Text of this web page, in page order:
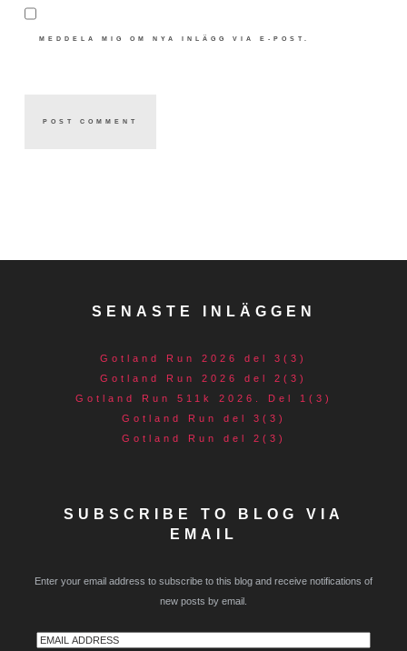
MEDDELA MIG OM NYA INLÄGG VIA E-POST.
SENASTE INLÄGGEN
Gotland Run 2026 del 3(3)
Gotland Run 2026 del 2(3)
Gotland Run 511k 2026. Del 1(3)
Gotland Run del 3(3)
Gotland Run del 2(3)
SUBSCRIBE TO BLOG VIA
EMAIL
Enter your email address to subscribe to this blog and receive notifications of
new posts by email.
Email